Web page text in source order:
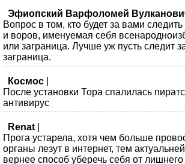
Эфиопский Варфоломей
Вопрос в том, кто будет за вами
и воров, именуемая себя
или заграница. Лучше уж пусть следит
заграница.
Космос
После установки Тора спалилась
антивирус
Renat|
Прога устарела, хотя чем больше
органы лезут в интернет, тем
вернее способ уберечь себя от